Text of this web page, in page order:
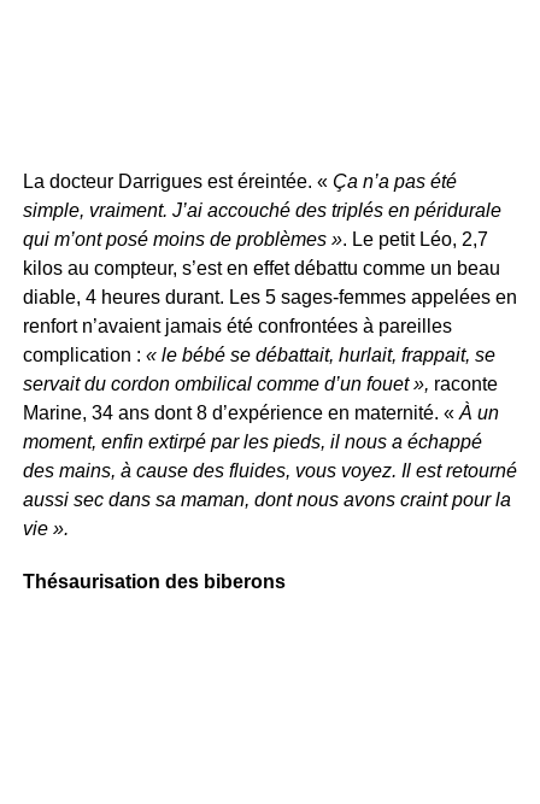
La docteur Darrigues est éreintée. «Ça n’a pas été
simple, vraiment. J’ai accouché des triplés en péridurale
qui m’ont posé moins de problèmes ». Le petit Léo, 2,7
kilos au compteur, s’est en effet débattu comme un beau
diable, 4 heures durant. Les 5 sages-femmes appelées en
renfort n’avaient jamais été confrontées à pareilles
complication : « le bébé se débattait, hurlait, frappait, se
servait du cordon ombilical comme d’un fouet », raconte
Marine, 34 ans dont 8 d’expérience en maternité. «À un
moment, enfin extirpé par les pieds, il nous a échappé
des mains, à cause des fluides, vous voyez. Il est retourné
aussi sec dans sa maman, dont nous avons craint pour la
vie ».
Thésaurisation des biberons